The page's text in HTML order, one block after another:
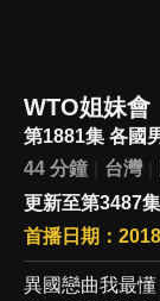
WTO姐妹會
第1881集 各國
44 分鐘
台灣
更新至第3487集
首播日期：
異國戀曲我最